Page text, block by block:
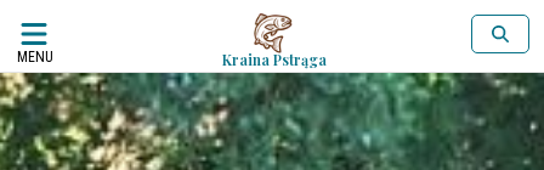
MENU Kraina Pstrąga